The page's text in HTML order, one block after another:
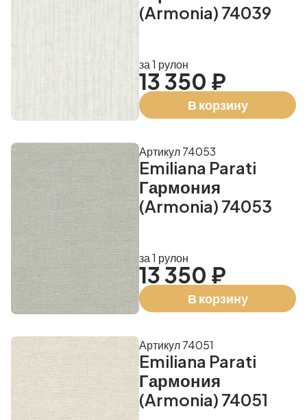
(Armonia) 74039
за 1 рулон
13 350 ₽
В корзину
Emiliana Parati
Гармония
(Armonia) 74053
Артикул 74053
за 1 рулон
13 350 ₽
В корзину
Emiliana Parati
Гармония
(Armonia) 74051
Артикул 74051